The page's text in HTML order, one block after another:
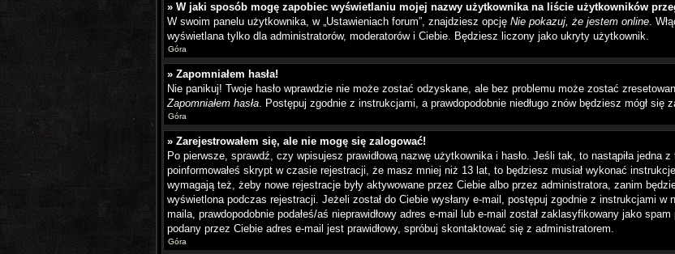
» W jaki sposób mogę zapobiec wyświetlaniu mojej nazwy użytkownika na liście użytkowników
W swoim panelu użytkownika, w „Ustawieniach forum”, znajdziesz opcję Nie pokazuj, że jestem online.
wyświetlana tylko dla administratorów, moderatorów i Ciebie. Będziesz liczony jako ukryty użytkownik.
Góra
» Zapomniałem hasła!
Nie panikuj! Twoje hasło wprawdzie nie może zostać odzyskane, ale bez problemu może zostać
Zapomniałem hasła. Postępuj zgodnie z instrukcjami, a prawdopodobnie niedługo znów będziesz mógł się
Góra
» Zarejestrowałem się, ale nie mogę się zalogować!
Po pierwsze, sprawdź, czy wpisujesz prawidłową nazwę użytkownika i hasło. Jeśli tak, to nastąpiła jedna
poinformowałeś skrypt w czasie rejestracji, że masz mniej niż 13 lat, to będziesz musiał wykonać
wymagają też, żeby nowe rejestracje były aktywowane przez Ciebie albo przez administratora, zanim
wyświetlona podczas rejestracji. Jeżeli został do Ciebie wysłany e-mail, postępuj zgodnie z instrukcjami w
maila, prawdopodobnie podałeś/aś nieprawidłowy adres e-mail lub e-mail został zaklasyfikowany jako
podany przez Ciebie adres e-mail jest prawidłowy, spróbuj skontaktować się z administratorem.
Góra